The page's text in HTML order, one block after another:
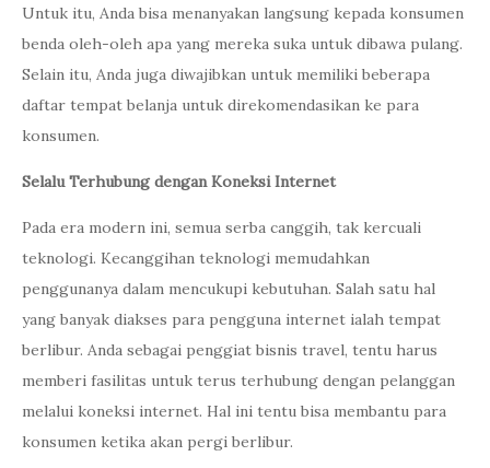
Untuk itu, Anda bisa menanyakan langsung kepada konsumen
benda oleh-oleh apa yang mereka suka untuk dibawa pulang.
Selain itu, Anda juga diwajibkan untuk memiliki beberapa
daftar tempat belanja untuk direkomendasikan ke para
konsumen.
Selalu Terhubung dengan Koneksi Internet
Pada era modern ini, semua serba canggih, tak kercuali
teknologi. Kecanggihan teknologi memudahkan
penggunanya dalam mencukupi kebutuhan. Salah satu hal
yang banyak diakses para pengguna internet ialah tempat
berlibur. Anda sebagai penggiat bisnis travel, tentu harus
memberi fasilitas untuk terus terhubung dengan pelanggan
melalui koneksi internet. Hal ini tentu bisa membantu para
konsumen ketika akan pergi berlibur.